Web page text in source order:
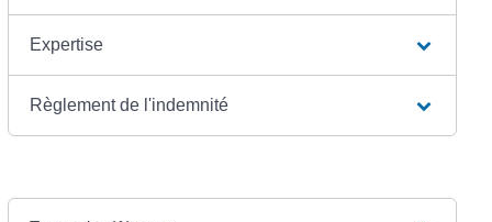
Expertise
Règlement de l'indemnité